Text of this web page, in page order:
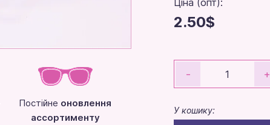
Постійне оновлення
ассортименту
2.50$
- +
У кошику: